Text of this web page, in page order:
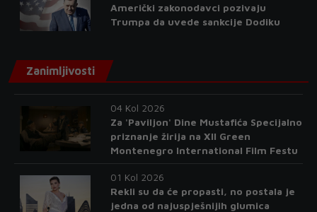
Američki zakonodavci pozivaju
Trumpa da uvede sankcije Dodiku
Zanimljivosti
04 Kol 2026
Za 'Paviljon' Dine Mustafića Specijalno
priznanje žirija na XII Green
Montenegro International Film Festu
01 Kol 2026
Rekli su da će propasti, no postala je
jedna od najuspješnijih glumica